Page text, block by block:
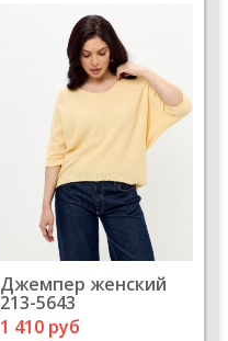
Джемпер женский
213-5643
1 410 руб